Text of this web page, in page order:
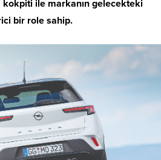
ile markanın gelecekteki
bir role sahip.